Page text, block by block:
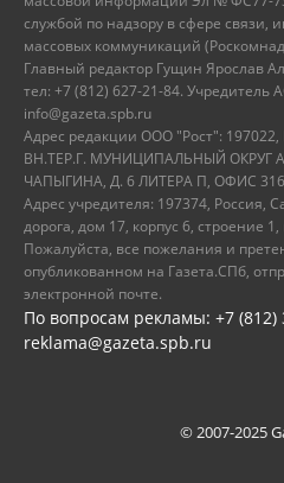
службой по надзору в сфере
массовых коммуникаций
Главный редактор Гущин Ярослав
тел: +7 (812) 627-21-84.
info@gazeta.spb.ru
Адрес редакции ООО "Рост": 197022,
ВН.ТЕР.Г. МУНИЦИПАЛЬНЫЙ ОКРУГ
ЧАПЫГИНА, Д. 6 ЛИТЕРА П, ОФИС 316
Адрес учредителя: 197374, Россия,
дорога, дом 17, корпус 6, строение
Пожалуйста, все пожелания и
опубликованном на Газета.СПб,
электронной почте.
По вопросам рекламы: +7 (812)
reklama@gazeta.spb.ru
© 2007-2025